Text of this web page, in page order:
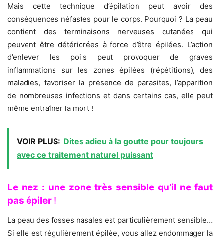
Mais cette technique d’épilation peut avoir des
conséquences néfastes pour le corps. Pourquoi ? La peau
contient des terminaisons nerveuses cutanées qui
peuvent être détériorées à force d’être épilées. L’action
d’enlever les poils peut provoquer de graves
inflammations sur les zones épilées (répétitions), des
maladies, favoriser la présence de parasites, l’apparition
de nombreuses infections et dans certains cas, elle peut
même entraîner la mort !
VOIR PLUS: Dites adieu à la goutte pour toujours
avec ce traitement naturel puissant
Le nez : une zone très sensible qu’il ne faut
pas épiler !
La peau des fosses nasales est particulièrement sensible…
Si elle est régulièrement épilée, vous allez endommager la